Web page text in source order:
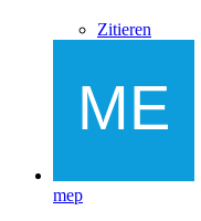
Zitieren
mep